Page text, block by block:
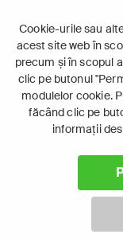
Cookie-urile sau
acest site web în
precum și în scopul
clic pe butonul
modulelor cookie.
făcând clic pe
informații
2026 Canal+
Focus Sat este
Rue Albert